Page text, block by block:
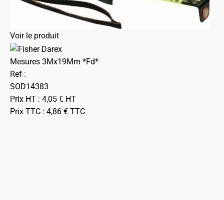
Voir le produit
Mesures 3Mx19Mm *Fd*
Ref :
SOD14383
Prix HT : 4,05 € HT
Prix TTC : 4,86 € TTC